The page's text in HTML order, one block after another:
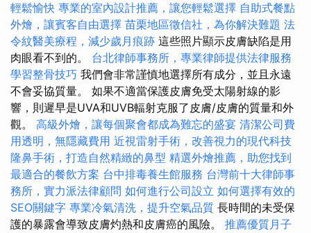
輕鬆愉快 專業的室內設計推薦，讓您輕鬆選擇 自助式餐點
外燴，讓賓客自由選擇 苗栗地區徵信社，為你解決難題 法
令紋醫美療程，減少歲月痕跡 這些照片顯示皮膚缺陷是用
肉眼看不到的。 台北律師事務所，專業律師提供法律服務
學習整骨技巧 我們會非常謹慎地選擇所有成分，並且永遠
不會妥協質量。 如果不適當保護皮膚免受太陽射線的影
響，則遲早是UVA和UVB輻射克服了皮膚/皮膚的質量和外
觀。 高級外燴，讓每個聚會都成為難忘的盛宴 清潔公司費
用透明，無隱藏費用 近視雷射手術，改善視力的現代科技
隆鼻手術，打造自然精緻的鼻型 精選外燴推薦，助您找到
最適合的餐飲方案 台中排毒養生館服務 台灣前十大律師事
務所，實力派法律顧問 如何進行公司設立 如何選擇有效的
SEO關鍵字 專業冷氣清洗，提升空氣品質 長時間的未受保
護的暴露會導致皮膚灼熱和皮膚癌的風險。 推薦優質月子